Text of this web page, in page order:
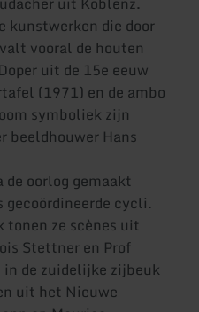
kunstwerken die door
vooral de houten
uit de 15e eeuw
(1971) en de ambo
symboliek zijn
beeldhouwer Hans
de oorlog gemaakt
cycli.
ze scènes uit
Stettner en Prof
de zuidelijke zijbeuk
uit het Nieuwe